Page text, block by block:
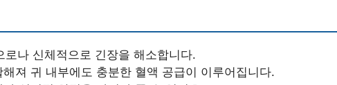
로나 신체적으로 긴장을 해소합니다.
해져 귀 내부에도 충분한 혈액 공급이 이루어집니다.